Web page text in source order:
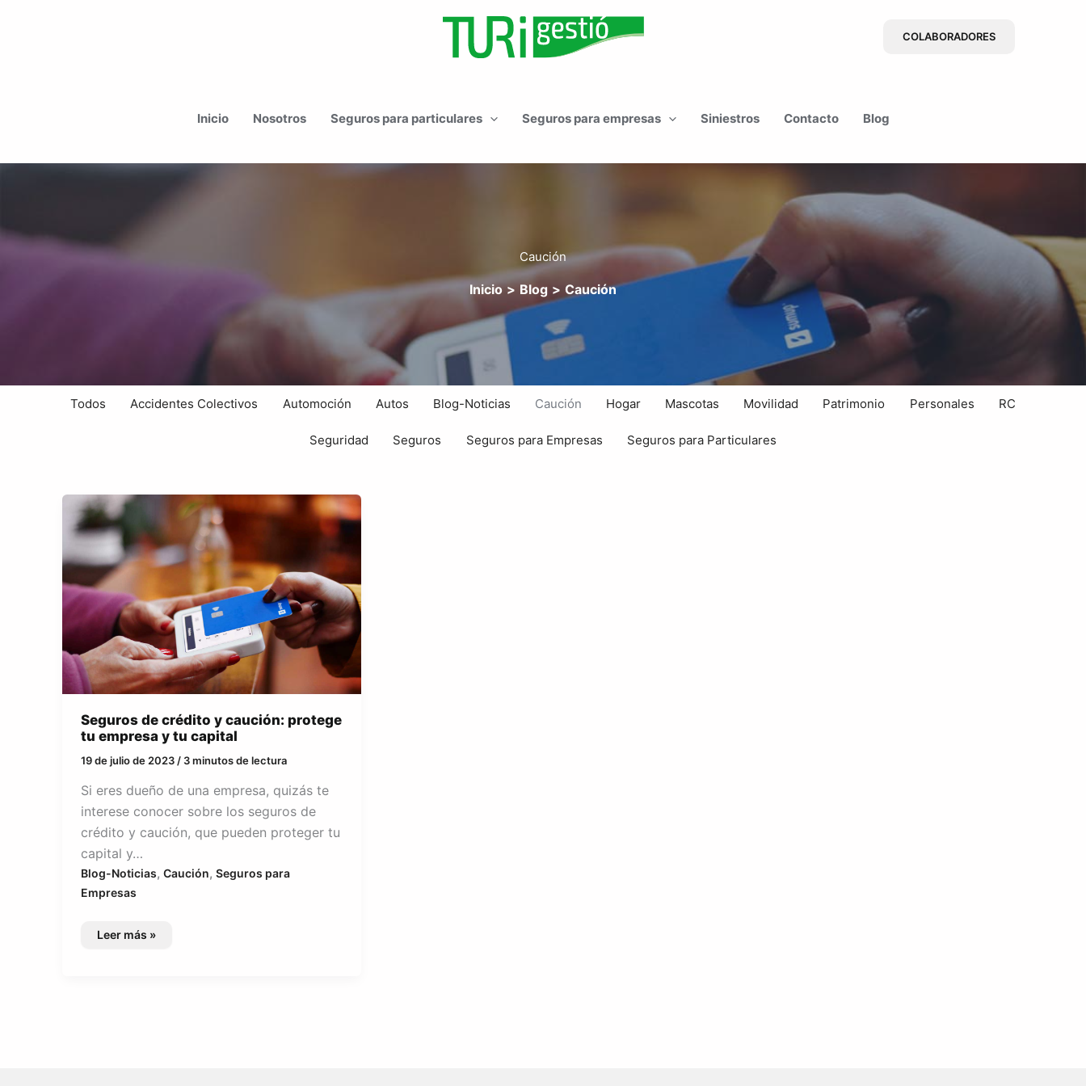
COLABORADORES
Inicio Nosotros Seguros para particulares Seguros para empresas Siniestros Contacto Blog
Caución
Inicio Blog Caución
posts
Todos Accidentes Colectivos Automoción Autos Blog-Noticias Caución Hogar Mascotas Movilidad Patrimonio Personales RC
Seguridad Seguros Seguros para Empresas Seguros para Particulares
Seguros de crédito y caución: protege
tu empresa y tu capital
19 de julio de 2023 / 3 minutos de lectura
Si eres dueño de una empresa, quizás te
interese conocer sobre los seguros de
crédito y caución, que pueden proteger tu
capital y…
Blog-Noticias, Caución, Seguros para
Empresas
Seguros
Leer más »